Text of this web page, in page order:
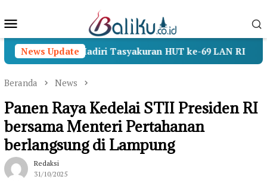
ke
Mobile
News Update
Hadiri Tasyakuran HUT ke-69 LAN RI
Beranda News
Panen Raya Kedelai STII Presiden RI
bersama Menteri Pertahanan
berlangsung di Lampung
Redaksi
31/10/2025